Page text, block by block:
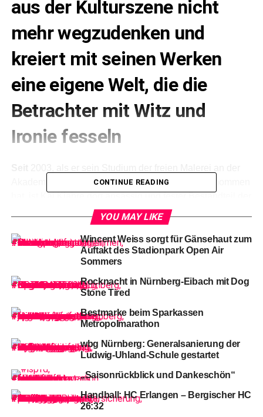
aus der Kulturszene nicht
mehr wegzudenken und
kreiert mit seinen Werken
eine eigene Welt, die die
Betrachter mit Witz und
Ironie fesseln
Akademie der Bildenden Künste Nürnberg aufgenommen
fränkischen Kulturszene. Zuletzt konnte man seine Werke
in der Galerie raum für zeitgenössische Kunst. laurentiu
feller in Nürnberg unter dem Titel „Mystische Welten in
Malerei und Objekten“ sehen.
COLLECTOR COLOSSEUM – Öl auf Alu
Ausstellungstätigkeit weit über die Region hinaus. So gab
es in den letzten Jahren Präsentationen unter anderem
auch in Bern, Düsseldorf, Berlin, Greifswald und Leipzig
CONTINUE READING
YOU MAY LIKE
Wincent Weiss sorgt für Gänsehaut zum
Auftakt des Stadionpark Open Air
Sommers
Rocknacht in Nürnberg-Eibach mit Dog
Stone Tired
Bestmarke beim Sparkassen
Metropolmarathon
wbg Nürnberg: Generalsanierung der
Ludwig-Uhland-Schule gestartet
„Saisonrückblick und Dankeschön“
Handball: HC Erlangen – Bergischer HC
26:32